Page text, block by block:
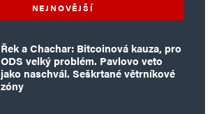
NEJNOVĚJŠÍ
Řek a Chachar: Bitcoinová kauza, pro
ODS velký problém. Pavlovo veto
jako naschvál. Seškrtané větrníkové
zóny